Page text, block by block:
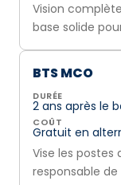
Vision
base solide
BTS MCO
DURÉE
2 ans après le
COÛT
Gratuit en
Vise les
responsable